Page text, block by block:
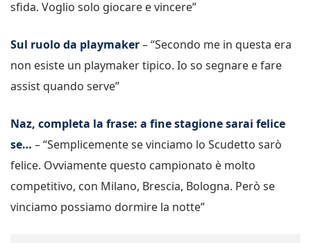
sfida. Voglio solo giocare e vincere”
Sul ruolo da playmaker– “Secondo me in questa era
non esiste un playmaker tipico. Io so segnare e fare
assist quando serve”
Naz, completa la frase: a fine stagione sarai felice
se… – “Semplicemente se vinciamo lo Scudetto sarò
felice. Ovviamente questo campionato è molto
competitivo, con Milano, Brescia, Bologna. Però se
vinciamo possiamo dormire la notte”